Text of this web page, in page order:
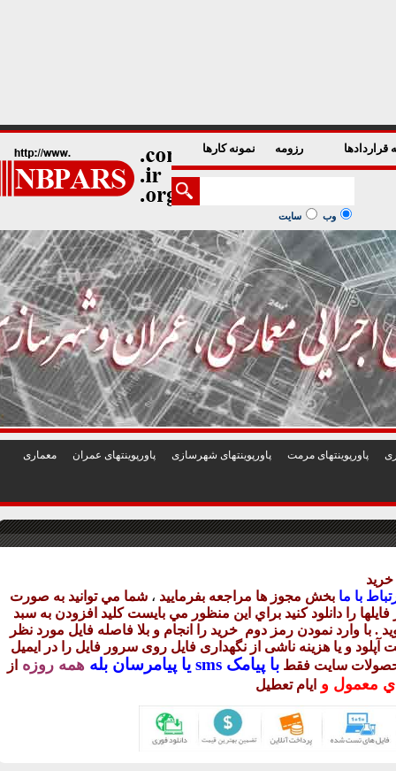
1 2 3 4 5